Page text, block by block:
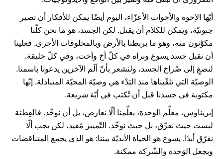
أيّها الإخوة والأخوات الأعزّاء، اليوم أيضًا يمكن للأفكار أن تصير
جنونيّة، ويمكن للكلام أن يقتل. لكن الجسد، هو ما نحن كلّنا
مكوَّنون منه، وهو ما يربطنا بالأرض وبالمخلوقات الأخرى. فعلينا
أن نقبل جسد يسوع ونراه في كلّ أخ وأخت، وفي كلّ خليقة.
لنصغِ إلى صُراخ الجسد، ولنشعر بأنّ ألَم الآخرين يدعونا باسمنا.
الوصيّة التي تلقّيناها منذ البَدْء هي وصيّة المحبّة المتبادلة. إنّها
مكتوبة في جسدنا قبل أن تُكتب في أيّة شريعة.
إيريناوس، معلِّم الوَحدة، يعلِّمنا ألّا نعارض، بل أن نوحِّد. فالفِطنة
ليست حيث نفرِّق، بل حيث نوحِّد. التّمييز مُفيد، لكن يجب ألّا
نفرّق أبدًا. يسوع هو الحياة الأبديّة بيننا: هو الذي يجمع المتناقضات
ويجعل الوَحدة والشّركة ممكنة.